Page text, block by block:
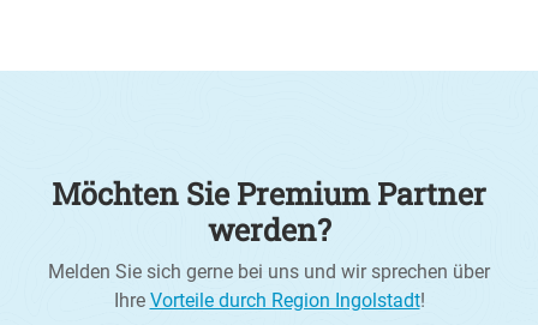
Möchten Sie Premium Partner
werden?
Melden Sie sich gerne bei uns und wir sprechen über
Ihre Vorteile durch Region Ingolstadt!